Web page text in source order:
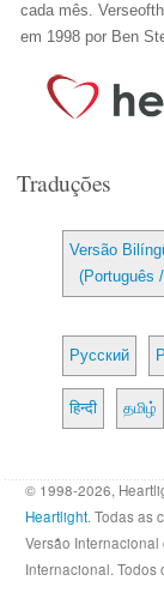
cada mês.
em 1998 por Ben
Traduções
Versão
(Português
Русский
हिन्दी தமிழ்
© 1998-2026,
Heartlight. Todas as
Versão
Internacional. Todos